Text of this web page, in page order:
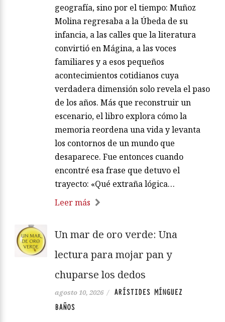
geografía, sino por el tiempo: Muñoz
Molina regresaba a la Úbeda de su
infancia, a las calles que la literatura
convirtió en Mágina, a las voces
familiares y a esos pequeños
acontecimientos cotidianos cuya
verdadera dimensión solo revela el paso
de los años. Más que reconstruir un
escenario, el libro explora cómo la
memoria reordena una vida y levanta
los contornos de un mundo que
desaparece. Fue entonces cuando
encontré esa frase que detuvo el
trayecto: «Qué extraña lógica…
Leer más
Un mar de oro verde: Una
lectura para mojar pan y
chuparse los dedos
agosto 10, 2026 /
ARÍSTIDES MÍNGUEZ
BAÑOS